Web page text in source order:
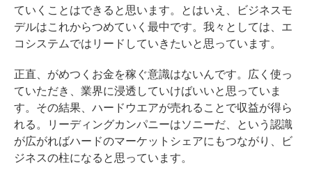
ていくことはできると思います。とはいえ、ビジネスモ
デルはこれからつめていく最中です。我々としては、エ
コシステムではリードしていきたいと思っています。
正直、がめつくお金を稼ぐ意識はないんです。広く使っ
ていただき、業界に浸透していけばいいと思っていま
す。その結果、ハードウエアが売れることで収益が得ら
れる。リーディングカンパニーはソニーだ、という認識
が広がればハードのマーケットシェアにもつながり、ビ
ジネスの柱になると思っています。